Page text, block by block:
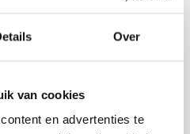
Over
van cookies
en advertenties te